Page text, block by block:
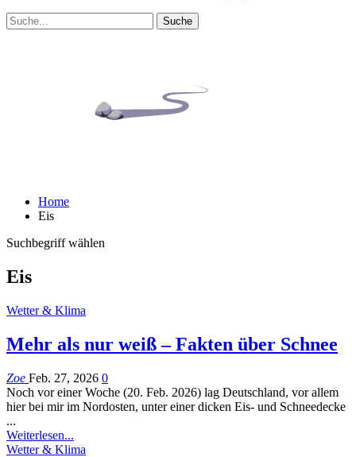
Home
Eis
Suchbegriff wählen
Eis
Wetter & Klima
Mehr als nur weiß – Fakten über Schnee
Zoe Feb. 27, 2026 0
Noch vor einer Woche (20. Feb. 2026) lag Deutschland, vor allem
hier bei mir im Nordosten, unter einer dicken Eis- und Schneedecke
...
Weiterlesen...
Wetter & Klima